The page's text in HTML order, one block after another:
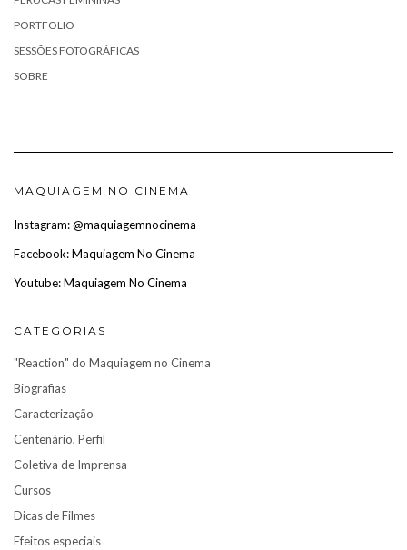
PORTFOLIO
SESSÕES FOTOGRÁFICAS
SOBRE
MAQUIAGEM NO CINEMA
Instagram: @maquiagemnocinema
Facebook: Maquiagem No Cinema
Youtube: Maquiagem No Cinema
CATEGORIAS
"Reaction" do Maquiagem no Cinema
Biografias
Caracterização
Centenário, Perfil
Coletiva de Imprensa
Cursos
Dicas de Filmes
Efeitos especiais